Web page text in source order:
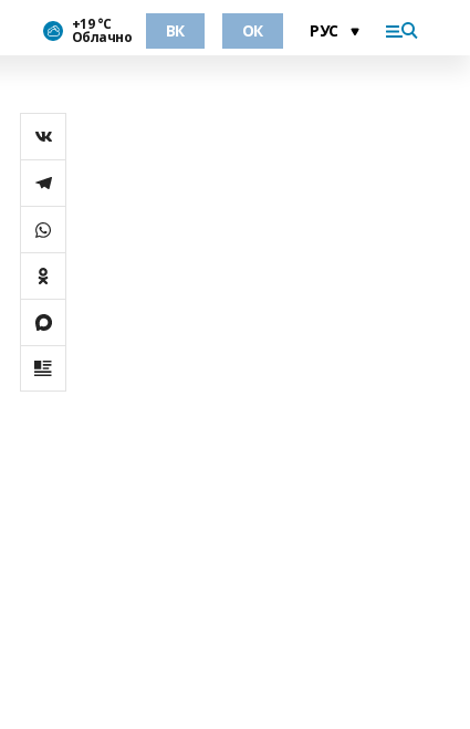
+19 °С
Облачно ВК ОК